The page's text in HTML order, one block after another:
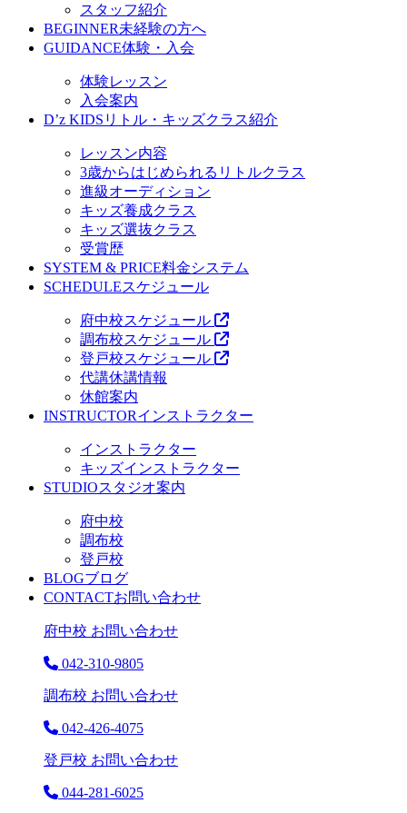
スタッフ紹介
BEGINNER未経験の方へ
GUIDANCE体験・入会
体験レッスン
入会案内
D’z KIDS リトル・キッズクラス紹介
レッスン内容
3歳からはじめられるリトルクラス
進級オーディション
キッズ養成クラス
キッズ選抜クラス
受賞歴
SYSTEM & PRICE料金システム
SCHEDULEスケジュール
府中校スケジュール
調布校スケジュール
登戸校スケジュール
代講休講情報
休館案内
INSTRUCTORインストラクター
インストラクター
キッズインストラクター
STUDIOスタジオ案内
府中校
調布校
登戸校
BLOGブログ
CONTACTお問い合わせ
府中校 お問い合わせ
042-310-9805
調布校 お問い合わせ
042-426-4075
登戸校 お問い合わせ
044-281-6025